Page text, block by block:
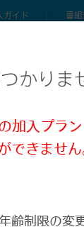
ガイド 番
かりま
加入プラ
できませ
齢制限の変